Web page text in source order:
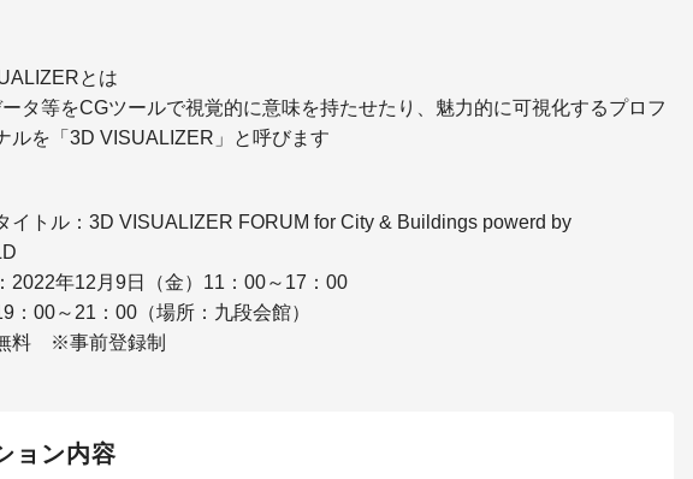
とは
タ等をCGツールで視覚的に意味を持たせたり、魅力的に可視化するプロフ
ルを「3D VISUALIZER」と呼びます
イトル：3D VISUALIZER FORUM for City & Buildings powerd by
2022年12月9日（金）11：00～17：00
：00～21：00（場所：九段会館）
料 ※事前登録制
ョン内容